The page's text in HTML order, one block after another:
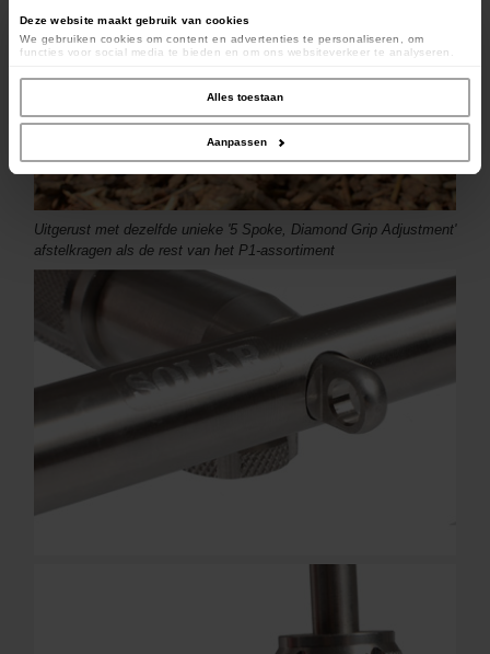
Deze website maakt gebruik van cookies
We gebruiken cookies om content en advertenties te personaliseren, om
functies voor social media te bieden en om ons websiteverkeer te analyseren.
social media, adverteren en analyse. Deze partners kunnen deze gegevens
combineren met andere informatie die u aan ze heeft verstrekt of die ze hebben
verzameld op basis van uw gebruik van hun services.
Alles toestaan
Aanpassen
Uitgerust met dezelfde unieke '5 Spoke, Diamond Grip Adjustment'
afstelkragen als de rest van het P1-assortiment